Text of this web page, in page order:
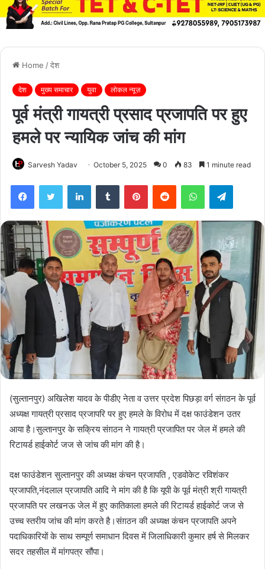
Home /देश
देश मुख्य समाचार युवा लोकल न्यूज़
पूर्व मंत्री गायत्री प्रसाद प्रजापति पर हुए
हमले पर न्यायिक जांच की मांग
Sarvesh Yadav October 5, 2025 0 83 1 minute read
FacebookTwitter LinkedInTumblr PinterestReddit WhatsApp
(सुल्तानपुर) अखिलेश यादव के पीडीए नेता व उत्तर प्रदेश पिछड़ा वर्ग संग़ठन के पूर्व
अध्यक्ष गायत्री प्रसाद प्रजापरि पर हुए हमले के विरोध में दक्ष फाउंडेशन उतर
आया है।सुल्तानपुर के सक्रिय संग़ठन ने गायत्री प्रजापित पर जेल में हमले की
रिटायर्ड हाईकोर्ट जज से जांच की मांग की है।
दक्ष फाउंडेशन सुल्तानपुर की अध्यक्ष कंचन प्रजापति , एडवोकेट रविशंकर
प्रजापति,नंदलाल प्रजापति आदि ने मांग की है कि यूपी के पूर्व मंत्री श्री गायत्री
प्रजापति पर लखनऊ जेल में हुए कातिकाला हमले की रिटायर्ड हाईकोर्ट जज से
उच्च स्तरीय जांच की मांग करते है।संग़ठन की अध्यक्ष कंचन प्रजापति अपने
पदाधिकारियों के साथ सम्पूर्ण समाधान दिवस में जिलाधिकारी कुमार हर्ष से मिलकर
सदर तहसील में मांगपत्र सौंपा।